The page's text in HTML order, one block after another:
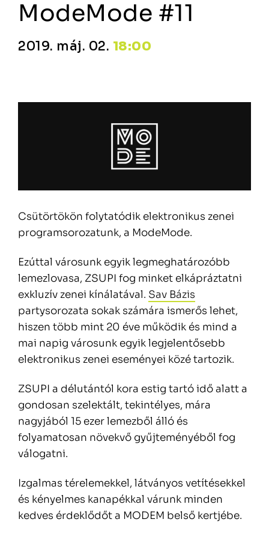
ModeMode #11
2019. máj. 02. 18:00
Csütörtökön folytatódik elektronikus zenei
programsorozatunk, a ModeMode.
Ezúttal városunk egyik legmeghatározóbb
lemezlovasa, ZSUPI fog minket elkápráztatni
exkluzív zenei kínálatával. Sav Bázis
partysorozata sokak számára ismerős lehet,
hiszen több mint 20 éve működik és mind a
mai napig városunk egyik legjelentősebb
elektronikus zenei eseményei közé tartozik.
ZSUPI a délutántól kora estig tartó idő alatt a
gondosan szelektált, tekintélyes, mára
nagyjából 15 ezer lemezből álló és
folyamatosan növekvő gyűjteményéből fog
válogatni.
Izgalmas térelemekkel, látványos vetítésekkel
és kényelmes kanapékkal várunk minden
kedves érdeklődőt a MODEM belső kertjébe.